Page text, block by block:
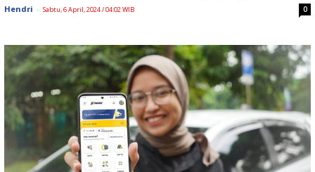
Hendri - Sabtu, 6 April, 2024 / 04:02 WIB 0